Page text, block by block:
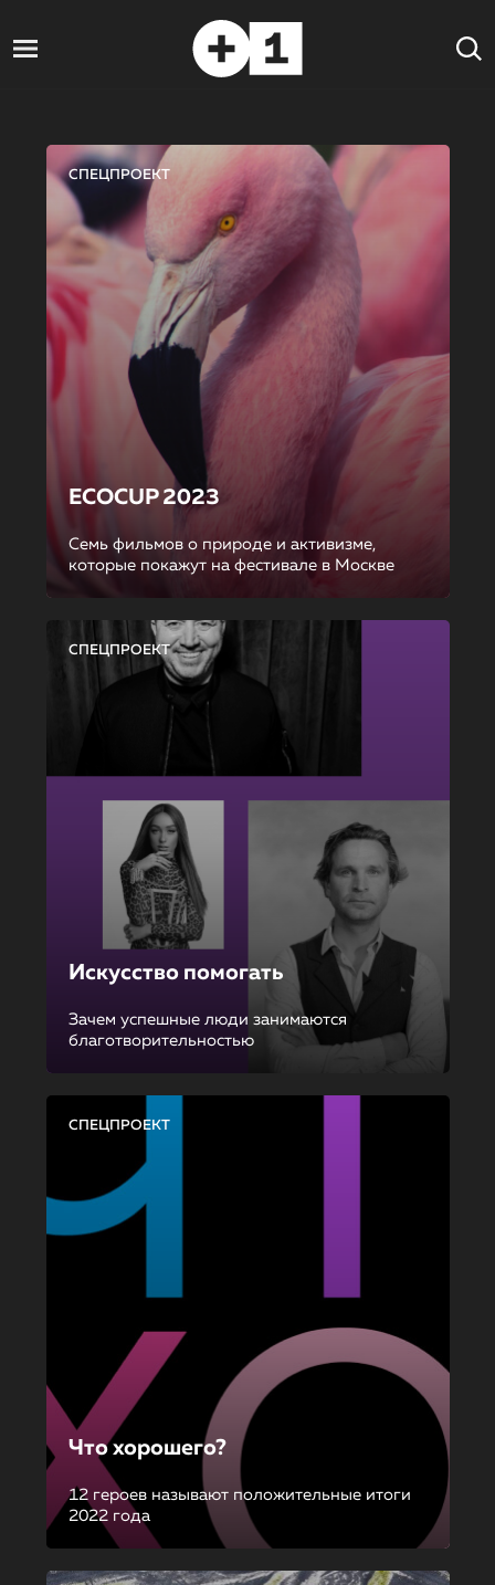
СПЕЦПРОЕКТ
ECOCUP 2023
Семь фильмов о природе и активизме,
которые покажут на фестивале в Москве
СПЕЦПРОЕКТ
Искусство помогать
Зачем успешные люди занимаются
благотворительностью
СПЕЦПРОЕКТ
Что хорошего?
12 героев называют положительные итоги
2022 года